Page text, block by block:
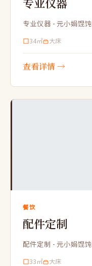
专业仪器
专业仪器 - 元小娟馄饨
34㎡ 大床
查看详情 →
餐饮
配件定制
配件定制 - 元小娟馄饨
33㎡ 大床